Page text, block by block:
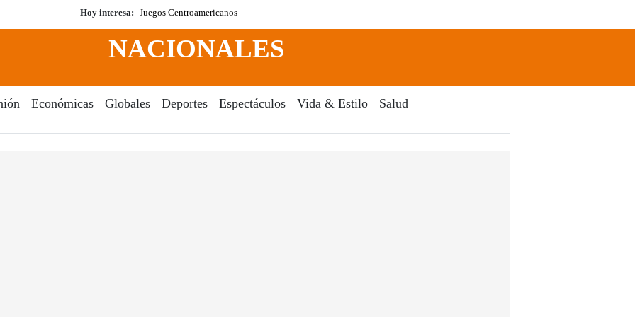
Hoy interesa: Juegos Centroamericanos
Search
NACIONALES
Económicas Globales Deportes Espectáculos Vida & Estilo Salud